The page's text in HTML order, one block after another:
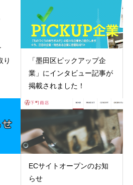
り
「墨田区ピックアップ企
業」にインタビュー記事が
掲載されました！
ECサイトオープンのお知
らせ